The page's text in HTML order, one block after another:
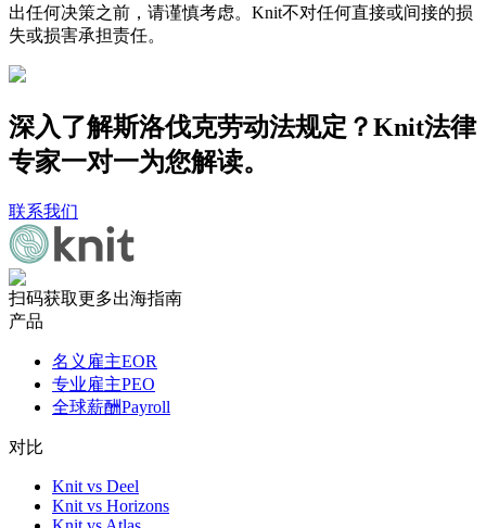
出任何决策之前，请谨慎考虑。Knit不对任何直接或间接的损
失或损害承担责任。
深入了解斯洛伐克劳动法规定？Knit法律
专家一对一为您解读。
联系我们
扫码获取更多出海指南
产品
名义雇主EOR
专业雇主PEO
全球薪酬Payroll
对比
Knit vs Deel
Knit vs Horizons